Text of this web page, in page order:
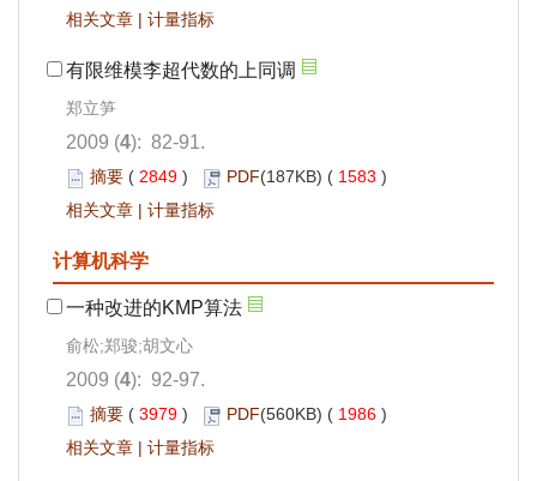
相关文章 | 计量指标
有限维模李超代数的上同调
郑立笋
2009 (4): 82-91.
摘要 ( 2849 ) PDF(187KB) ( 1583 )
相关文章 | 计量指标
计算机科学
一种改进的KMP算法
俞松;郑骏;胡文心
2009 (4): 92-97.
摘要 ( 3979 ) PDF(560KB) ( 1986 )
相关文章 | 计量指标